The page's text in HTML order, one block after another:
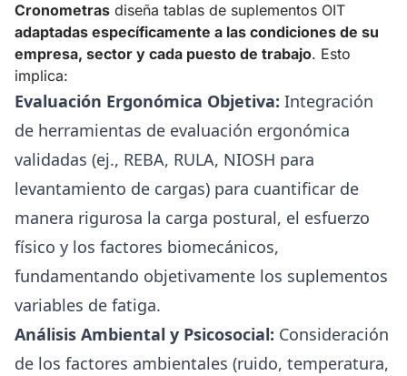
Cronometras diseña tablas de suplementos OIT
adaptadas específicamente a las condiciones de su
empresa, sector y cada puesto de trabajo. Esto
implica:
Evaluación Ergonómica Objetiva: Integración
de herramientas de evaluación ergonómica
validadas (ej., REBA, RULA, NIOSH para
levantamiento de cargas) para cuantificar de
manera rigurosa la carga postural, el esfuerzo
físico y los factores biomecánicos,
fundamentando objetivamente los suplementos
variables de fatiga.
Análisis Ambiental y Psicosocial: Consideración
de los factores ambientales (ruido, temperatura,